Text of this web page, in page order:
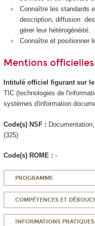
Connaître les standards
description, diffusion
gérer leur hétérogénéité.
Connaître et positionner
Mentions officielles
Intitulé officiel figurant sur
TIC (technologies de
systèmes d'information
Code(s) NSF :
(325)
Code(s) ROME : -
PROGRAMME
COMPÉTENCES ET
INFORMATIONS PRATIQUES